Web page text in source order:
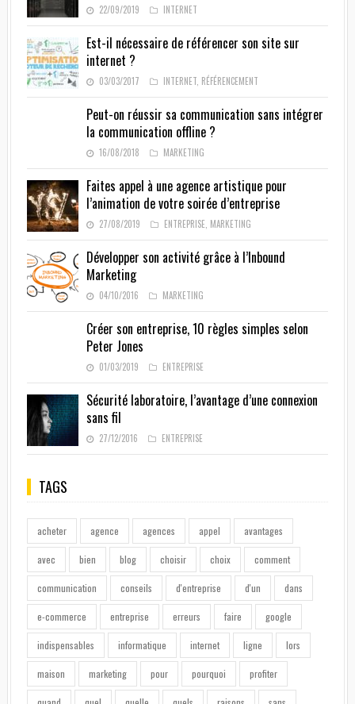
22/09/2019 INTERNET
Est-il nécessaire de référencer son site sur
internet ?
03/03/2017 INTERNET, RÉFÉRENCEMENT
Peut-on réussir sa communication sans intégrer
la communication offline ?
16/08/2018 MARKETING
Faites appel à une agence artistique pour
l’animation de votre soirée d’entreprise
27/08/2019 ENTREPRISE, MARKETING
Développer son activité grâce à l’Inbound
Marketing
04/10/2016 MARKETING
Créer son entreprise, 10 règles simples selon
Peter Jones
01/03/2019 ENTREPRISE
Sécurité laboratoire, l’avantage d’une connexion
sans fil
27/12/2016 ENTREPRISE
TAGS
acheter agence agences appel avantages
avec bien blog choisir choix comment
communication conseils d'entreprise d'un dans
e-commerce entreprise erreurs faire google
indispensables informatique internet ligne lors
maison marketing pour pourquoi profiter